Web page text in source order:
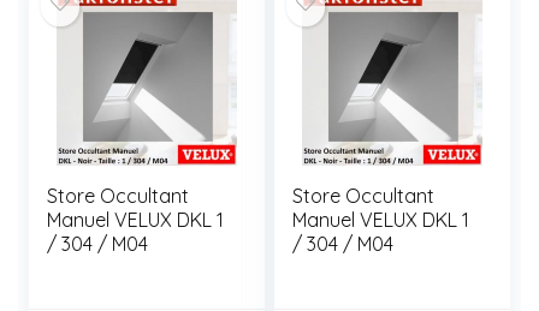
Store Occultant
Manuel VELUX DKL 1
/ 304 / M04
Store Occultant
Manuel VELUX DKL 1
/ 304 / M04